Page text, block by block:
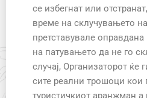
се избегнат или
време на склучувањето
претставувале
на патувањето да не го
случај, Организаторот
сите реални трошоци кои
туристичкиот аранжман